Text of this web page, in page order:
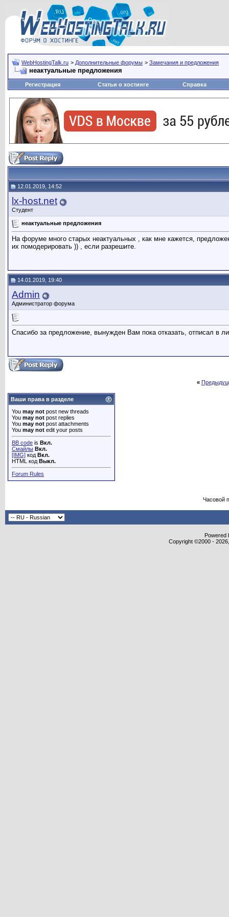
WebHostingTalk.ru > Дополнительные форумы > Замечания и предложения
неактуальные предложения
Регистрация Статьи о хостинге Справка
12.01.2019, 14:52
lx-host.net
Студент
неактуальные предложения
На форуме много старых неактуальных , как мне кажется,
их помодерировать )) , если разрешите.
14.01.2019, 19:40
Admin
Администратор форума
Спасибо за предложение, вынужден Вам пока отказать, отписал в
«
Ваши права в разделе
You may not post new threads
You may not post replies
You may not post attachments
You may not edit your posts
BB code is Вкл.
Смайлы Вкл.
[IMG] код Вкл.
HTML код Выкл.
Forum Rules
Часовой
Powered
Copyright ©2000 -